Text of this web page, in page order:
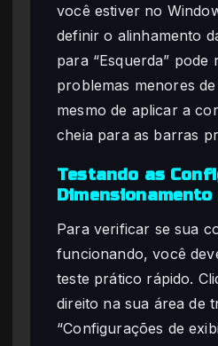
você estiver no
definir o alinhamento
para “Esquerda” pode
problemas menores
mesmo de aplicar a
cheia para as barras
Testando as
Dimensionamento
Para verificar se sua
funcionando, você
teste prático rápido.
direito na sua área de
“Configurações de